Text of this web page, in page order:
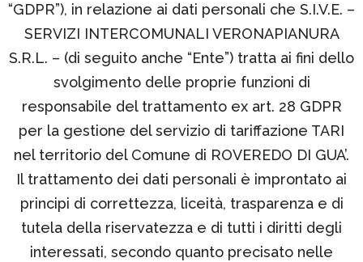
“GDPR”), in relazione ai dati personali che S.I.V.E. –
SERVIZI INTERCOMUNALI VERONAPIANURA
S.R.L. – (di seguito anche “Ente”) tratta ai fini dello
svolgimento delle proprie funzioni di
responsabile del trattamento ex art. 28 GDPR
per la gestione del servizio di tariffazione TARI
nel territorio del Comune di ROVEREDO DI GUA’.
Il trattamento dei dati personali è improntato ai
principi di correttezza, liceità, trasparenza e di
tutela della riservatezza e di tutti i diritti degli
interessati, secondo quanto precisato nelle